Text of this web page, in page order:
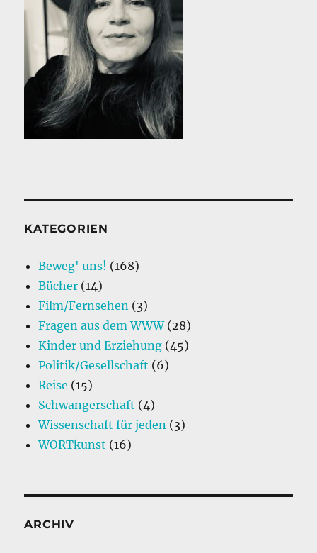
KATEGORIEN
Beweg' uns! (168)
Bücher (14)
Film/Fernsehen (3)
Fragen aus dem WWW(28)
Kinder und Erziehung (45)
Politik/Gesellschaft (6)
Reise (15)
Schwangerschaft (4)
Wissenschaft für jeden (3)
WORTkunst (16)
ARCHIV